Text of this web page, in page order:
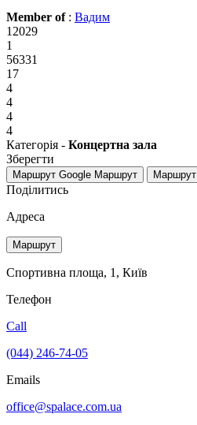
Member of : Вадим
12029
1
56331
17
4
4
4
4
Категорія - Концертна зала
Зберегти
Маршрут Google Маршрут Маршрут
Поділитись
Адреса
Маршрут
Спортивна площа, 1, Київ
Телефон
Call
(044) 246-74-05
Emails
office@spalace.com.ua